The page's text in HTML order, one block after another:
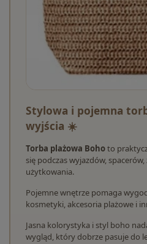
Stylowa i pojemna
wyjścia ☀️
Torba plażowa Bohoto
się podczas wyjazdów,
użytkowania.
Pojemne wnętrze pomaga
kosmetyki, akcesoria plażowe i
Jasna kolorystyka i styl boho
wygląd, który dobrze pasuje do